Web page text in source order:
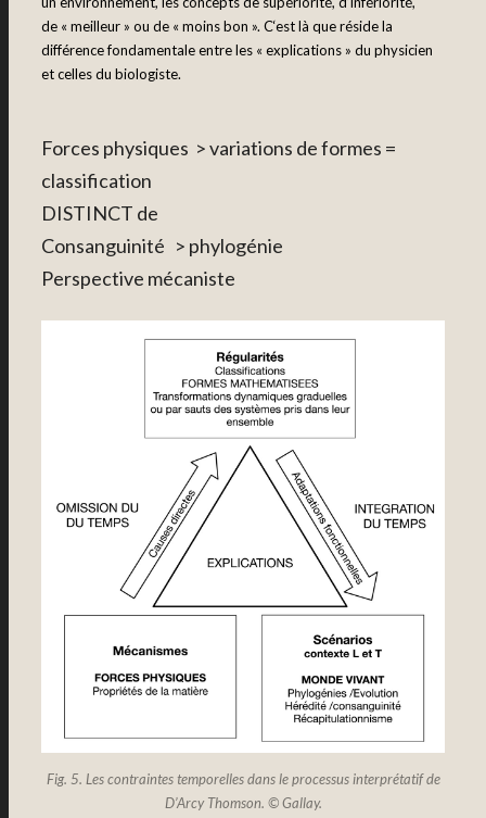
de « meilleur » ou de « moins bon ». C‘est là que réside la
différence fondamentale entre les « explications » du physicien
et celles du biologiste.
Forces physiques > variations de formes =
classification
DISTINCT de
Consanguinité > phylogénie
Perspective mécaniste
Fig. 5. Les contraintes temporelles dans le processus interprétatif de
D’Arcy Thomson. © Gallay.